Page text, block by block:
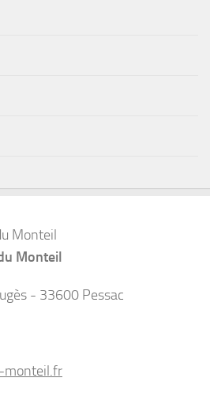
Monteil
Monteil
- 33600 Pessac
monteil.fr